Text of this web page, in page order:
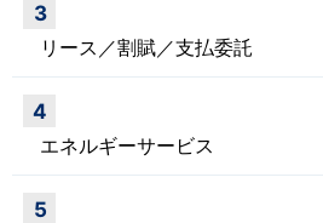
3
リース／割賦／支払委託
4
エネルギーサービス
5